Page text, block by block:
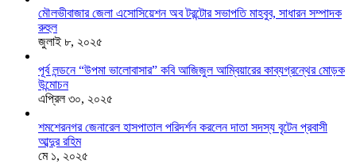
মৌলভীবাজার জেলা এসোসিয়েশন অব টরন্টোর সভাপতি মাহবুব, সাধারন সম্পাদক
রুহুল
জুলাই ৮, ২০২৫
পূর্ব লন্ডনে “উপমা ভালোবাসার” কবি আজিজুল আম্বিয়ারের কাব্যগ্রন্থের মোড়ক
উন্মোচন
এপ্রিল ৩০, ২০২৫
শমশেরনগর জেনারেল হাসপাতাল পরিদর্শন করলেন দাতা সদস্য বৃটেন প্রবাসী
আব্দুর রহিম
মে ১, ২০২৫